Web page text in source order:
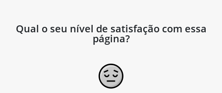
Qual o seu nível de satisfação com essa
página?